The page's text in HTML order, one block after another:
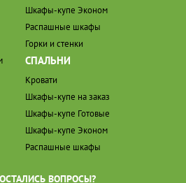
Шкафы-купе Эконом
Распашные шкафы
Горки и стенки
СПАЛЬНИ
Кровати
Шкафы-купе на заказ
Шкафы-купе Готовые
Шкафы-купе Эконом
Распашные шкафы
ОСТАЛИСЬ ВОПРОСЫ?